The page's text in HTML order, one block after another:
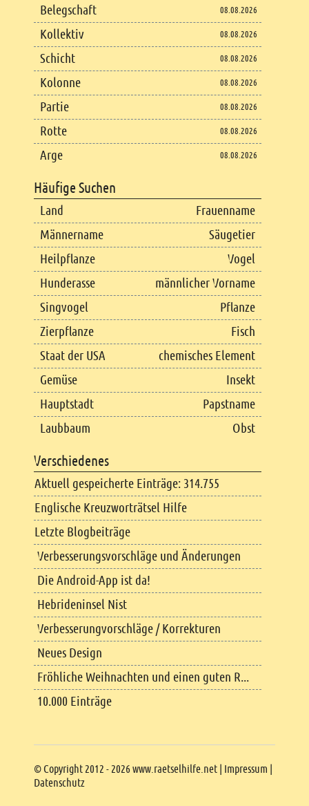
Copyright
© Copyright 2012 - 2026 www.raetselhilfe.net | Impressum |
Datenschutz
Belegschaft 08.08.2026
Kollektiv 08.08.2026
Schicht 08.08.2026
Kolonne 08.08.2026
Partie 08.08.2026
Rotte 08.08.2026
Arge 08.08.2026
Häufige Suchen
Land
Frauenname
Männername
Säugetier
Heilpflanze
Vogel
Hunderasse
männlicher Vorname
Singvogel
Pflanze
Zierpflanze
Fisch
Staat der USA
chemisches Element
Gemüse
Insekt
Hauptstadt
Papstname
Laubbaum
Obst
Verschiedenes
Aktuell gespeicherte Einträge: 314.755
Englische Kreuzworträtsel Hilfe
Letzte Blogbeiträge
Verbesserungsvorschläge und Änderungen
Die Android-App ist da!
Hebrideninsel Nist
Verbesserungvorschläge / Korrekturen
Neues Design
Fröhliche Weihnachten und einen guten R...
10.000 Einträge